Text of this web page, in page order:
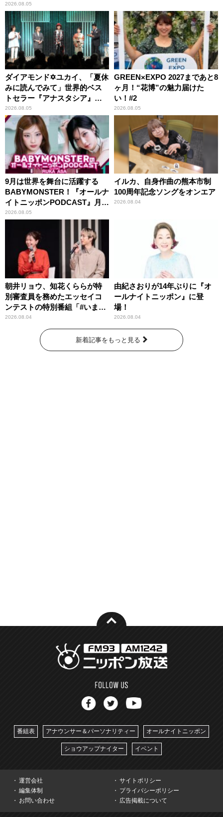
2026.08.05
ダイアモンド✡ユカイ、「夏休
みに読んでみて」世界的ベス
トセラー『アナスタシア』を
紹介
2026.08.05
GREEN×EXPO 2027まであと8
ヶ月！“花博”の魅力届けた
い！#2
2026.08.05
9月は世界を舞台に活躍する
BABYMONSTER！『オールナ
イトニッポンPODCAST』月替
わりパーソナリティ
2026.08.05
イルカ、自身作曲の熊本市制
100周年記念ソングをオンエア
2026.08.04
朝井リョウ、知花くららが特
別審査員を務めたエッセイコ
ンテストの特別番組「#いまあ
なたに伝えたいこと」
2026.08.04
由紀さおりが14年ぶりに『オ
ールナイトニッポン』に登
場！
2026.08.04
新着記事をもっと見る
番組表 アナウンサー＆パーソナリティー オールナイトニッポン
ショウアップナイター イベント
運営会社
サイトポリシー
編集体制
プライバシーポリシー
お問い合わせ
広告掲載について